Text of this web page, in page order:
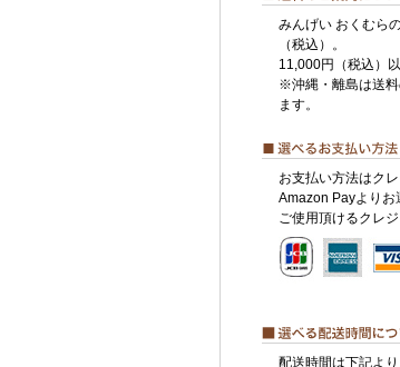
みんげい おくむら
（税込）。
11,000円（税込）
※沖縄・離島は送
ます。
お支払い方法はク
Amazon Payよりお
ご使用頂けるクレ
配送時間は下記よ